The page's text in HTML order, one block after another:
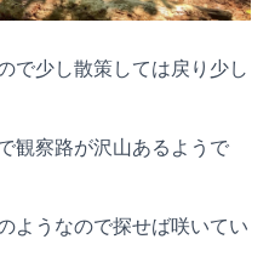
で少し散策しては戻り少し
観察路が沢山あるようで
ようなので探せば咲いてい